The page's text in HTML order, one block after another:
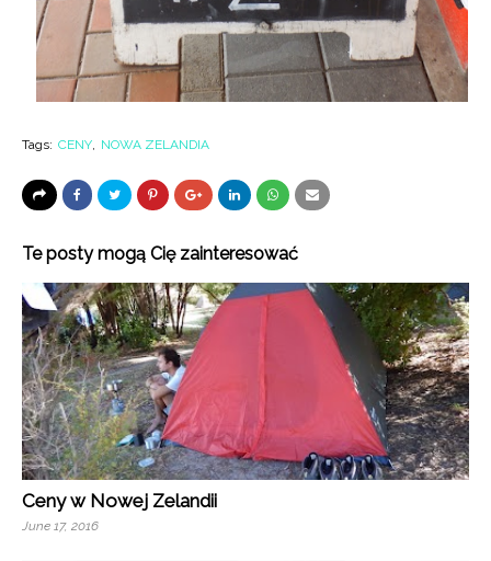
Tags: CENY NOWA ZELANDIA
Te posty mogą Cię zainteresować
Ceny w Nowej Zelandii
June 17, 2016